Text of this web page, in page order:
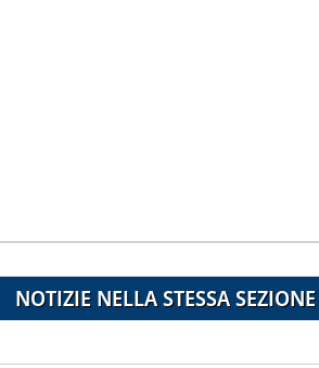
alla notizia
NOTIZIE NELLA STESSA SEZIONE